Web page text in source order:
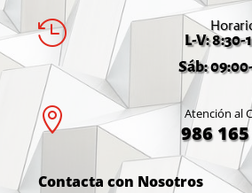

L-V: 8:30-
Sáb:
 Atención al
986
Contacta con Nosotros